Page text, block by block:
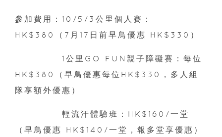
參加費用：10/5/3公里個人賽：
HK$380（7月17日前早鳥優惠 HK$330）
1公里GO FUN親子障礙賽：每位
HK$380（早鳥優惠每位HK$330，多人組
隊享額外優惠）
輕流汗體驗班：HK$160/一堂
（早鳥優惠 HK$140/一堂，報多堂享優惠）